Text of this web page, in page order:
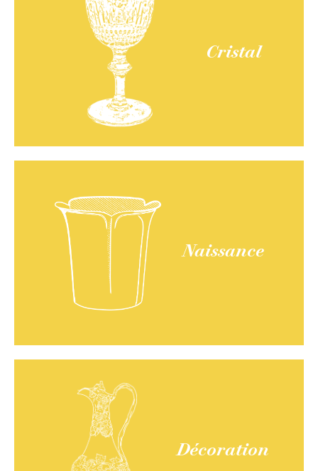
Cristal
Naissance
Décoration